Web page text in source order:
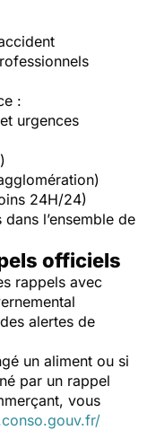
:
urgences
24H/24)
l’ensemble de
officiels
rappels avec
alertes de
un aliment ou si
par un rappel
vous